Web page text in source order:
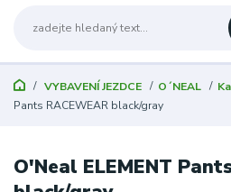
VYBAVENÍ JEZDCE O´NEAL
Pants RACEWEAR black/gray
O'Neal ELEMENT